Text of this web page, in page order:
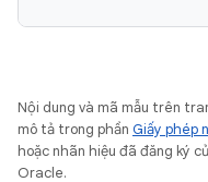
Nội dung và mã mẫu trên
mô tả trong phần Giấy phép
hoặc nhãn hiệu đã đăng ký
Oracle.